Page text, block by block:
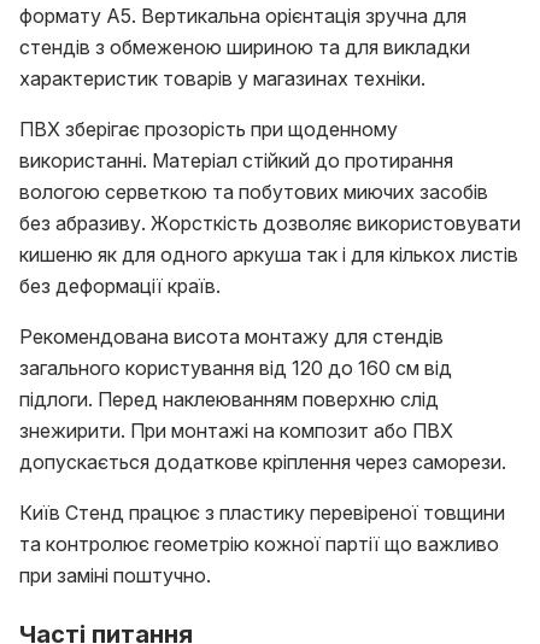
формату А5. Вертикальна орієнтація зручна для
стендів з обмеженою шириною та для викладки
характеристик товарів у магазинах техніки.
ПВХ зберігає прозорість при щоденному
використанні. Матеріал стійкий до протирання
вологою серветкою та побутових миючих засобів
без абразиву. Жорсткість дозволяє використовувати
кишеню як для одного аркуша так і для кількох листів
без деформації країв.
Рекомендована висота монтажу для стендів
загального користування від 120 до 160 см від
підлоги. Перед наклеюванням поверхню слід
знежирити. При монтажі на композит або ПВХ
допускається додаткове кріплення через саморези.
Київ Стенд працює з пластику перевіреної товщини
та контролює геометрію кожної партії що важливо
при заміні поштучно.
Часті питання